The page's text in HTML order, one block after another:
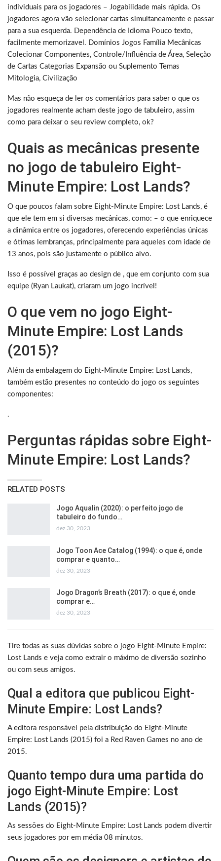
individuais para os jogadores – Jogabilidade mais rápida. Os
jogadores agora vão selecionar cartas simultaneamente e passar
para a sua esquerda. Dependência de Idioma Pouco texto,
facilmente memorizavel. Domínios Jogos Família Mecânicas
Colecionar Componentes, Controle/Influência de Área, Seleção
de Cartas Categorias Expansão ou Suplemento Temas
Mitologia, Civilização
Mas não esqueça de ler os comentários para saber o que os
jogadores realmente acham deste jogo de tabuleiro, assim
como para deixar o seu review completo, ok?
Quais as mecânicas presente
no jogo de tabuleiro Eight-
Minute Empire: Lost Lands?
O que poucos falam sobre Eight-Minute Empire: Lost Lands, é
que ele tem em si diversas mecânicas, como: – o que enriquece
a dinâmica entre os jogadores, oferecendo experiências únicas
e ótimas lembranças, principalmente para aqueles com idade de
13 anos, pois são justamente o público alvo.
Isso é possível graças ao design de , que em conjunto com sua
equipe (Ryan Laukat), criaram um jogo incrível!
O que vem no jogo Eight-
Minute Empire: Lost Lands
(2015)?
Além da embalagem do Eight-Minute Empire: Lost Lands,
também estão presentes no conteúdo do jogo os seguintes
componentes:
.
Perguntas rápidas sobre Eight-
Minute Empire: Lost Lands?
RELATED POSTS
Jogo Aqualin (2020): o perfeito jogo de
tabuleiro do fundo…
dez 30, 2023
Jogo Toon Ace Catalog (1994): o que é, onde
comprar e quanto…
dez 30, 2023
Jogo Dragon’s Breath (2017): o que é, onde
comprar e…
dez 30, 2023
Tire todas as suas dúvidas sobre o jogo Eight-Minute Empire:
Lost Lands e veja como extrair o máximo de diversão sozinho
ou com seus amigos.
Qual a editora que publicou Eight-
Minute Empire: Lost Lands?
A editora responsável pela distribuição do Eight-Minute
Empire: Lost Lands (2015) foi a Red Raven Games no ano de
2015.
Quanto tempo dura uma partida do
jogo Eight-Minute Empire: Lost
Lands (2015)?
As sessões do Eight-Minute Empire: Lost Lands podem divertir
seus jogadores por em média 08 minutos.